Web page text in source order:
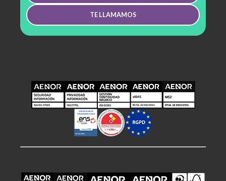
TE LLAMAMOS